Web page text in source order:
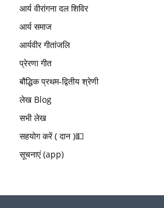
आर्य वीरांगना दल शिविर
आर्य समाज
आर्यवीर गीतांजलि
प्रेरणा गीत
बौद्धिक प्रथम-द्वितीय श्रेणी
लेख Blog
सभी लेख
सहयोग करें ( दान )💵
सूचनाएं (app)